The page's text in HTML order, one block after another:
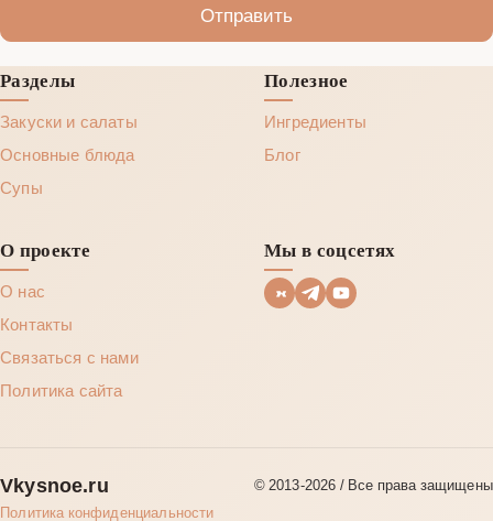
Отправить
Разделы
Закуски и салаты
Основные блюда
Супы
Полезное
Ингредиенты
Блог
О проекте
О нас
Контакты
Связаться с нами
Политика сайта
Мы в соцсетях
Vkysnoe.ru
© 2013‑2026 / Все права защищены
Политика конфиденциальности